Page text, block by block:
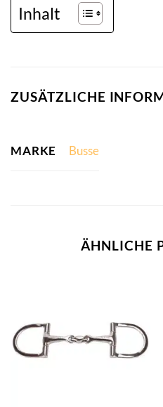
Inhalt
ZUSÄTZLICHE
MARKE Busse
ÄHNLICHE